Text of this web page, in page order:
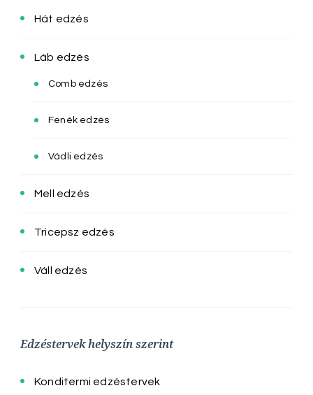
Hát edzés
Láb edzés
Comb edzés
Fenék edzés
Vádli edzés
Mell edzés
Tricepsz edzés
Váll edzés
Edzéstervek helyszín szerint
Konditermi edzéstervek